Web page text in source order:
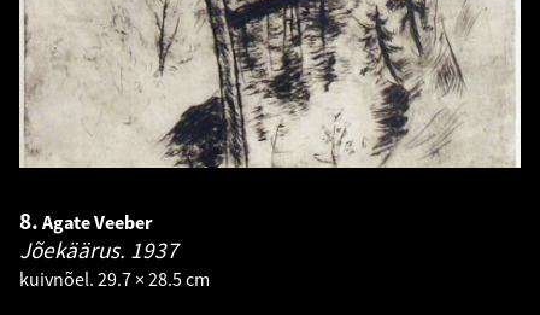
8. Agate Veeber
Jõekäärus. 1937
kuivnõel. 29.7 × 28.5 cm